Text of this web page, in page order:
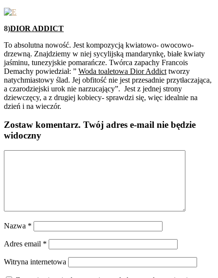
8)DIOR ADDICT
To absolutna nowość. Jest kompozycją kwiatowo- owocowo-
drzewną. Znajdziemy w niej sycylijską mandarynkę, białe kwiaty
jaśminu, tunezyjskie pomarańcze. Twórca zapachy Francois
Demachy powiedział: ” Woda toaletowa Dior Addict tworzy
natychmiastowy ślad. Jej obfitość nie jest przesadnie przytłaczająca,
a czarodziejski urok nie narzucający”. Jest z jednej strony
dziewczęcy, a z drugiej kobiecy- sprawdzi się, więc idealnie na
dzień i na wieczór.
Zostaw komentarz. Twój adres e-mail nie będzie
widoczny
Nazwa *
Adres email *
Witryna internetowa